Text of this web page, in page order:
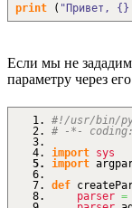
print ( "Привет,
Если мы не
параметру через
#!/usr/bin/
# -*-
import sys
import
def
parser =